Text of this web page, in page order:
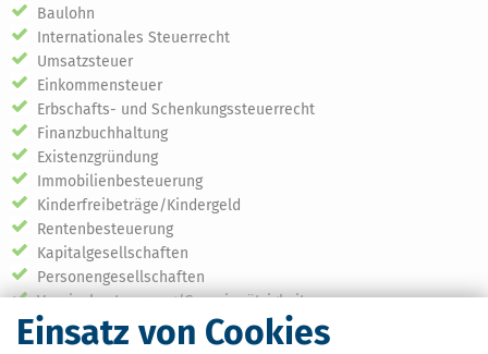
Einsatz von Cookies
Baulohn
Internationales Steuerrecht
Umsatzsteuer
Einkommensteuer
Erbschafts- und Schenkungssteuerrecht
Finanzbuchhaltung
Existenzgründung
Immobilienbesteuerung
Kinderfreibeträge/Kindergeld
Rentenbesteuerung
Kapitalgesellschaften
Personengesellschaften
Vereinsbesteuerung/Gemeinnützigkeit